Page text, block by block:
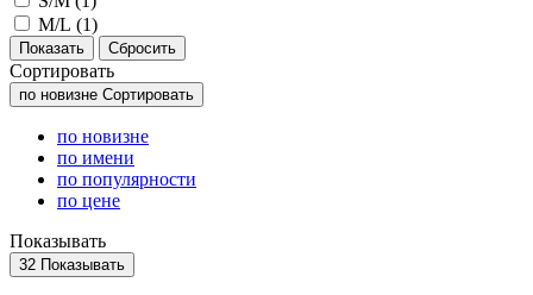
M/L (1)
Сортировать
по новизне Сортировать
по новизне
по имени
по популярности
по цене
Показывать
32 Показывать